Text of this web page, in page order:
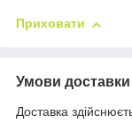
Приховати
Умови доставки
Доставка